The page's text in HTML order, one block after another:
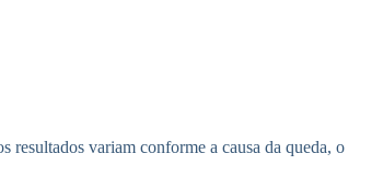
resultados variam conforme a causa da queda, o